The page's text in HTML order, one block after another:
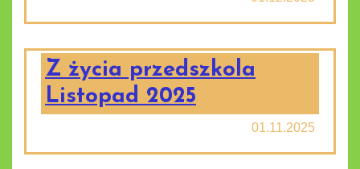
Z życia przedszkola
Listopad 2025
01.11.2025